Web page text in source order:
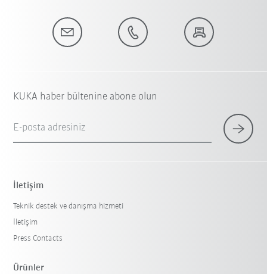
KUKA haber bültenine abone olun
E-posta adresiniz
İletişim
Teknik destek ve danışma hizmeti
İletişim
Press Contacts
Ürünler